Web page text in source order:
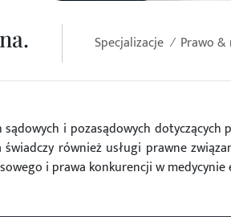
Specjalizacje Prawo &
i pozasądowych
również usługi prawne
i prawa konkurencji w